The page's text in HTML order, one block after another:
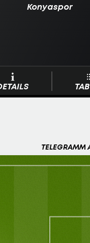
Konyaspor
TELEGRAMM